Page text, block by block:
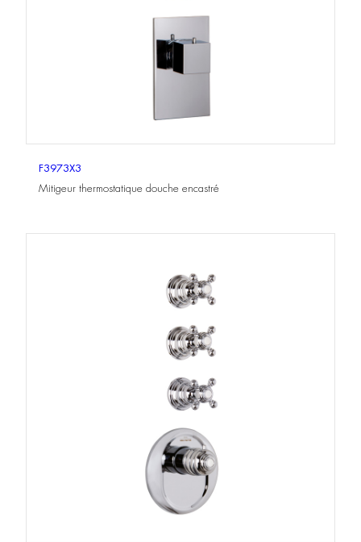
F3973X3
Mitigeur thermostatique douche encastré